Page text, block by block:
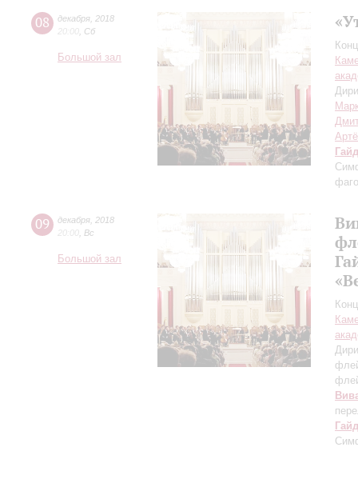
08 декабря 2018
20:00 Сб
Большой зал
09 декабря 2018
20:00 Вс
Большой зал